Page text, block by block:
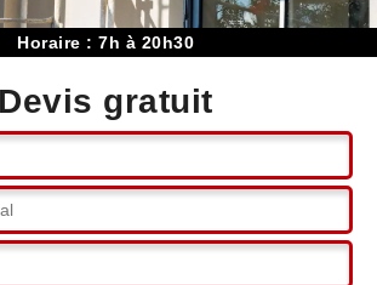
Horaire : 7h à 20h30
Devis gratuit